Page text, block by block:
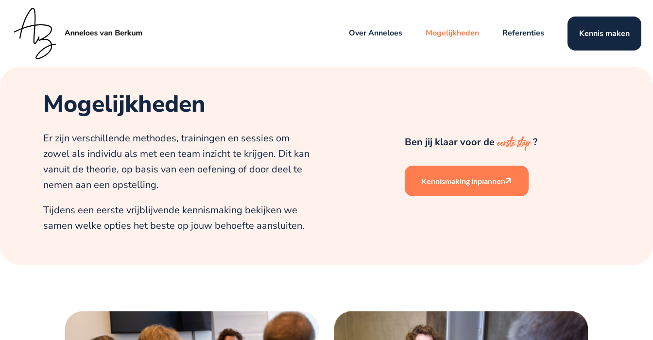
Over Anneloes Mogelijkheden Referenties Kennis maken
Mogelijkheden
Er zijn verschillende methodes, trainingen en sessies om
zowel als individu als met een team inzicht te krijgen. Dit kan
vanuit de theorie, op basis van een oefening of door deel te
nemen aan een opstelling.
Tijdens een eerste vrijblijvende kennismaking bekijken we
samen welke opties het beste op jouw behoefte aansluiten.
Ben jij klaar voor deeerste stap?
Kennismaking inplannen